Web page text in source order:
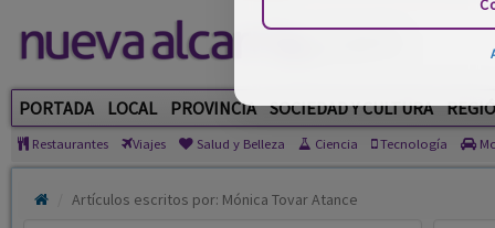
PORTADA LOCAL PROVINCIA SOCIEDAD Y CULTURA
Restaurantes Viajes Salud y Belleza Ciencia Tecnología
Artículos escritos por: Mónica Tovar Atance